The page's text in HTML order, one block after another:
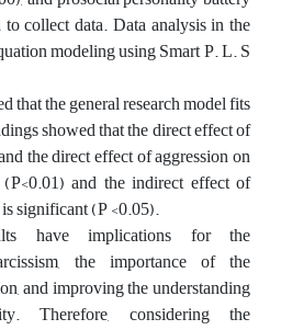
collect data. Data analysis in the
modeling using Smart P. L. S
that the general research model fits
showed that the direct effect of
the direct effect of aggression on
and the indirect effect of
significant (P <0.05).
have implications for the
the importance of the
and improving the understanding
Therefore, considering the